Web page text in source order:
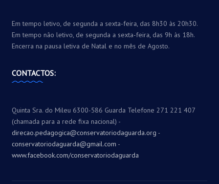
Em tempo letivo, de segunda a sexta-feira, das 8h30 às 20h30.
Em tempo não letivo, de segunda a sexta-feira, das 9h às 18h.
Encerra na pausa letiva de Natal e no mês de Agosto.
CONTACTOS:
Quinta Sra. do Mileu 6300-586 Guarda Telefone 271 221 407
(chamada para a rede fixa nacional) -
direcao.pedagogica@conservatoriodaguarda.org -
conservatoriodaguarda@gmail.com -
www.facebook.com/conservatoriodaguarda